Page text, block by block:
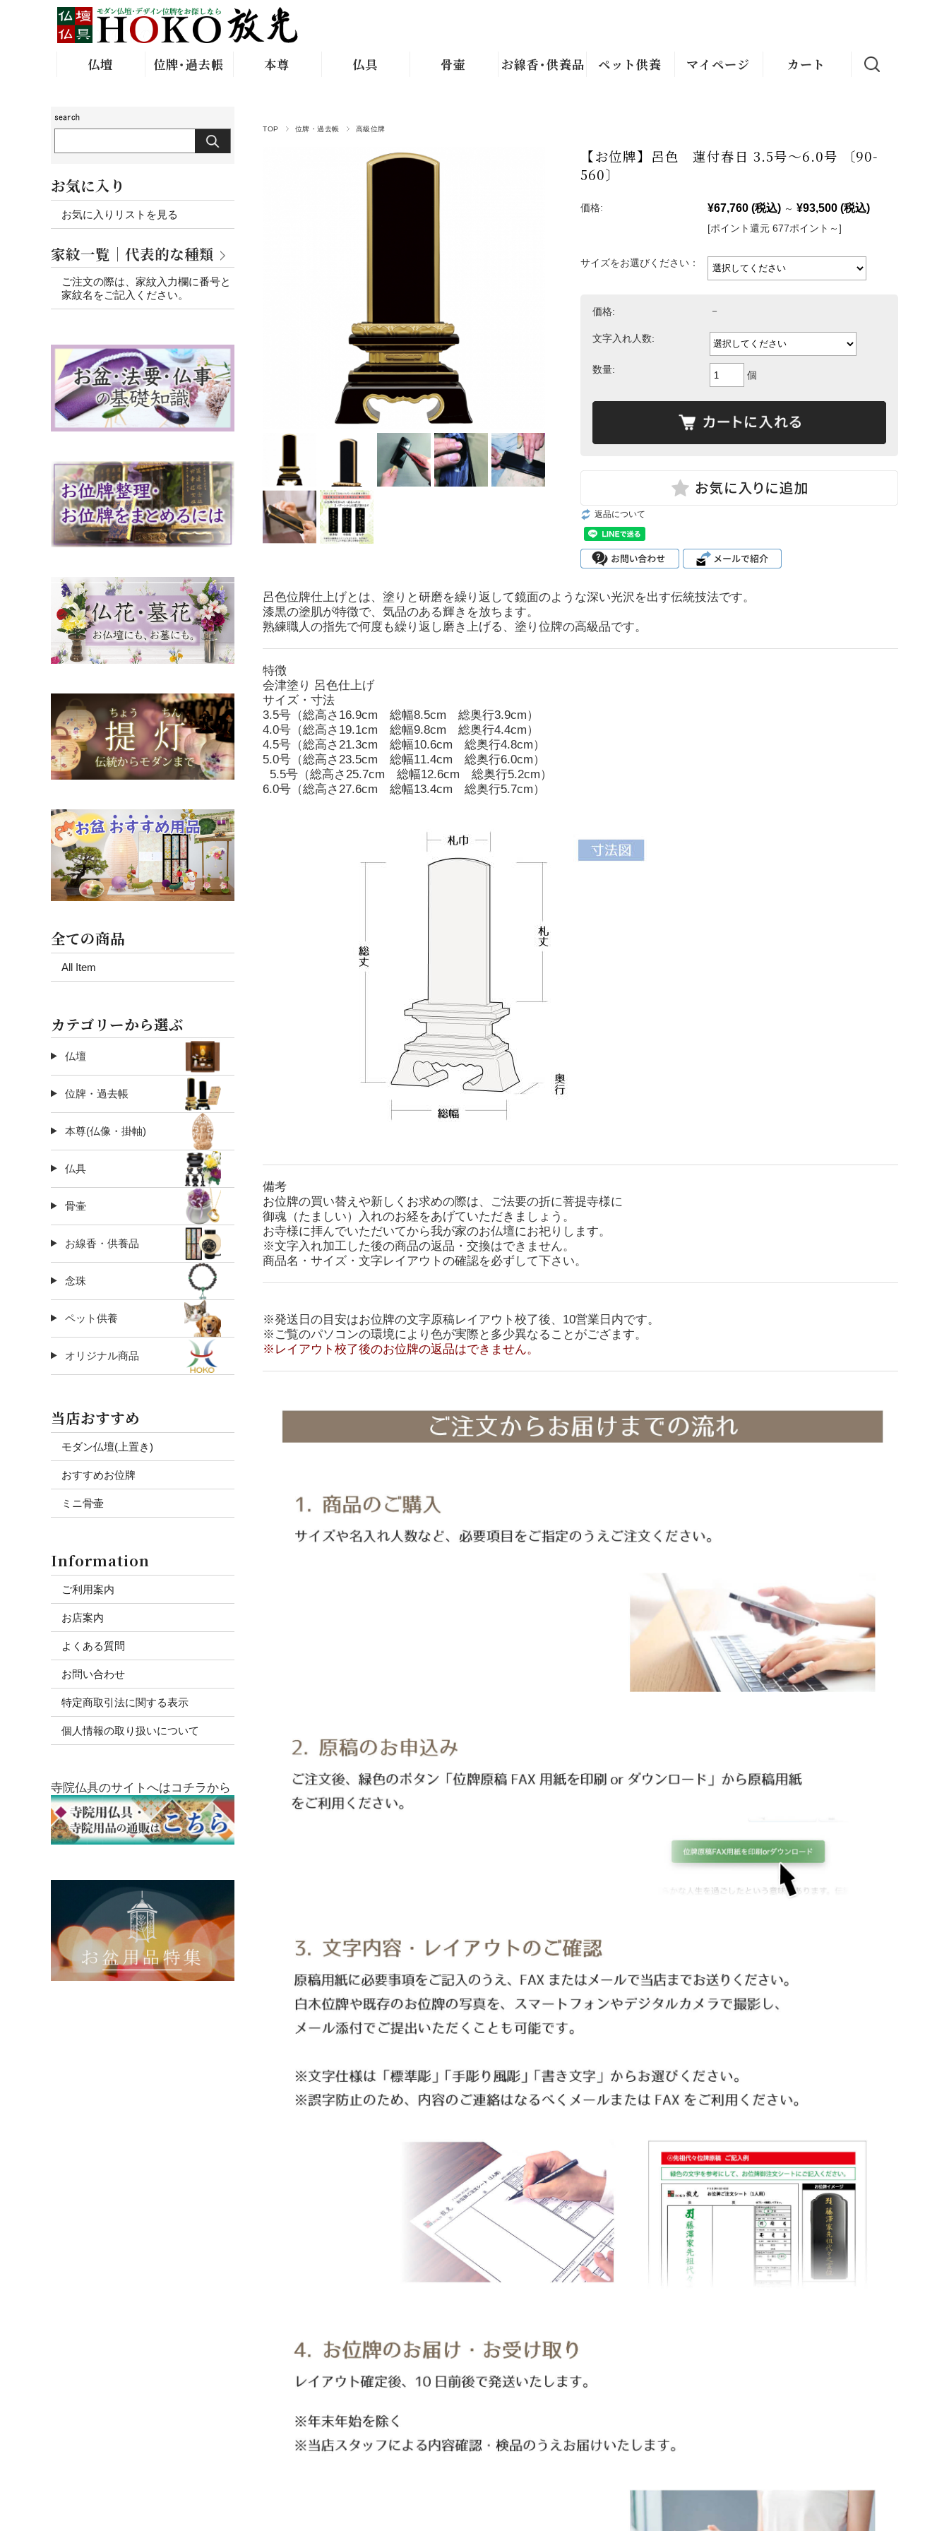
仏壇 位牌･過去帳 本尊 仏具 骨壷 お線香･供養品 ペット供養 マイページ カート
TOP 位牌・過去帳 高級位牌
【お位牌】呂色 蓮付春日 3.5号～6.0号 〔90-
560〕
価格: ¥67,760 (税込) ～ ¥93,500 (税込)
[ポイント還元 677ポイント～]
サイズをお選びください：
価格: －
文字入れ人数:
数量: 個
返品について
呂色位牌仕上げとは、塗りと研磨を繰り返して鏡面のような深い光沢を出す伝統技法です。
漆黒の塗肌が特徴で、気品のある輝きを放ちます。
熟練職人の指先で何度も繰り返し磨き上げる、塗り位牌の高級品です。
特徴
会津塗り 呂色仕上げ
サイズ・寸法
3.5号（総高さ16.9cm 総幅8.5cm 総奥行3.9cm）
4.0号（総高さ19.1cm 総幅9.8cm 総奥行4.4cm）
4.5号（総高さ21.3cm 総幅10.6cm 総奥行4.8cm）
5.0号（総高さ23.5cm 総幅11.4cm 総奥行6.0cm）
5.5号（総高さ25.7cm 総幅12.6cm 総奥行5.2cm）
6.0号（総高さ27.6cm 総幅13.4cm 総奥行5.7cm）
備考
お位牌の買い替えや新しくお求めの際は、ご法要の折に菩提寺様に
御魂（たましい）入れのお経をあげていただきましょう。
お寺様に拝んでいただいてから我が家のお仏壇にお祀りします。
※文字入れ加工した後の商品の返品・交換はできません。
商品名・サイズ・文字レイアウトの確認を必ずして下さい。
※発送日の目安はお位牌の文字原稿レイアウト校了後、10営業日内です。
※ご覧のパソコンの環境により色が実際と多少異なることがござます。
※レイアウト校了後のお位牌の返品はできません。
お気に入り
お気に入りリストを見る
家紋一覧｜代表的な種類
ご注文の際は、家紋入力欄に番号と
家紋名をご記入ください。
全ての商品
All Item
カテゴリーから選ぶ
仏壇
位牌・過去帳
本尊(仏像・掛軸)
仏具
骨壷
お線香・供養品
念珠
ペット供養
オリジナル商品
当店おすすめ
モダン仏壇(上置き)
おすすめお位牌
ミニ骨壷
Information
ご利用案内
お店案内
よくある質問
お問い合わせ
特定商取引法に関する表示
個人情報の取り扱いについて
寺院仏具のサイトへはコチラから